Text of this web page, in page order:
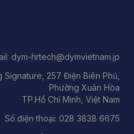
dym-hrtech@dymvietnam.jp
Signature, 257 Điện Biên Phủ,
Phường Xuân Hòa
TP.Hồ Chí Minh, Việt Nam
Số điện thoại: 028 3838 6675